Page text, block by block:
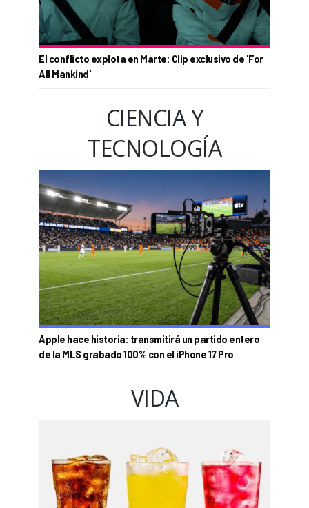
El conflicto explota en Marte: Clip exclusivo de 'For
All Mankind'
CIENCIA Y
TECNOLOGÍA
Apple hace historia: transmitirá un partido entero
de la MLS grabado 100% con el iPhone 17 Pro
VIDA